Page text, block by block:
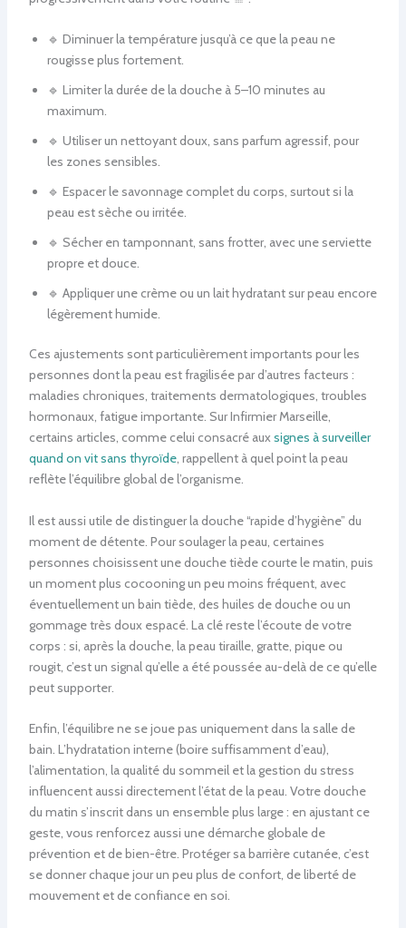
🔹 Diminuer la température jusqu’à ce que la peau ne
rougisse plus fortement.
🔹 Limiter la durée de la douche à 5–10 minutes au
maximum.
🔹 Utiliser un nettoyant doux, sans parfum agressif, pour
les zones sensibles.
🔹 Espacer le savonnage complet du corps, surtout si la
peau est sèche ou irritée.
🔹 Sécher en tamponnant, sans frotter, avec une serviette
propre et douce.
🔹 Appliquer une crème ou un lait hydratant sur peau encore
légèrement humide.
Ces ajustements sont particulièrement importants pour les
personnes dont la peau est fragilisée par d’autres facteurs :
maladies chroniques, traitements dermatologiques, troubles
hormonaux, fatigue importante. Sur Infirmier Marseille,
certains articles, comme celui consacré aux signes à surveiller
quand on vit sans thyroïde, rappellent à quel point la peau
reflète l’équilibre global de l’organisme.
Il est aussi utile de distinguer la douche “rapide d’hygiène” du
moment de détente. Pour soulager la peau, certaines
personnes choisissent une douche tiède courte le matin, puis
un moment plus cocooning un peu moins fréquent, avec
éventuellement un bain tiède, des huiles de douche ou un
gommage très doux espacé. La clé reste l’écoute de votre
corps : si, après la douche, la peau tiraille, gratte, pique ou
rougit, c’est un signal qu’elle a été poussée au-delà de ce qu’elle
peut supporter.
Enfin, l’équilibre ne se joue pas uniquement dans la salle de
bain. L’hydratation interne (boire suffisamment d’eau),
l’alimentation, la qualité du sommeil et la gestion du stress
influencent aussi directement l’état de la peau. Votre douche
du matin s’inscrit dans un ensemble plus large : en ajustant ce
geste, vous renforcez aussi une démarche globale de
prévention et de bien-être. Protéger sa barrière cutanée, c’est
se donner chaque jour un peu plus de confort, de liberté de
mouvement et de confiance en soi.